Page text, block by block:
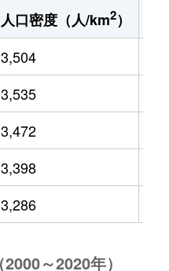
人口密度（人/km2）
3,504
3,535
3,472
3,398
3,286